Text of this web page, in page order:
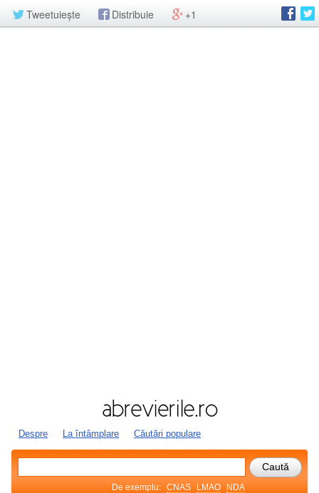
Tweetuiește Distribuie +1
Despre La întâmplare Căutări populare
De exemplu: CNAS LMAO NDA